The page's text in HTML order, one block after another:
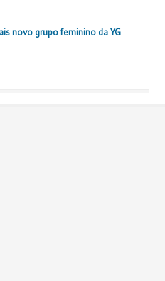
novo grupo feminino da YG